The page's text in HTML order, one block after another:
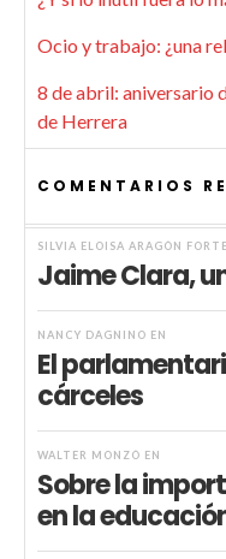
Ocio y trabajo: ¿una
8 de abril: aniversario
de Herrera
COMENTARIOS
SILVIA ELOISA ARAGÓN
Jaime Clara,
NANCY DAGNINO EN
El
cárceles
WALTER MONZÓ EN
Sobre la
en la